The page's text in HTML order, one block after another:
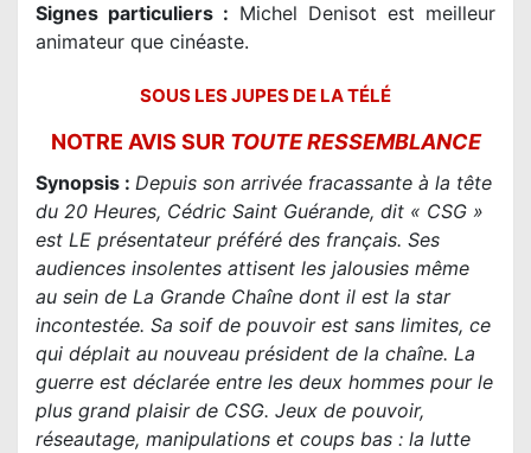
Signes particuliers : Michel Denisot est meilleur
animateur que cinéaste.
SOUS LES JUPES DE LA TÉLÉ
NOTRE AVIS SUR TOUTE RESSEMBLANCE
Synopsis : Depuis son arrivée fracassante à la tête
du 20 Heures, Cédric Saint Guérande, dit « CSG »
est LE présentateur préféré des français. Ses
audiences insolentes attisent les jalousies même
au sein de La Grande Chaîne dont il est la star
incontestée. Sa soif de pouvoir est sans limites, ce
qui déplait au nouveau président de la chaîne. La
guerre est déclarée entre les deux hommes pour le
plus grand plaisir de CSG. Jeux de pouvoir,
réseautage, manipulations et coups bas : la lutte